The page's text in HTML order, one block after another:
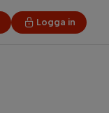
Logga in